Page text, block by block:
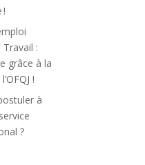
!
:
grâce à la
!
à
?